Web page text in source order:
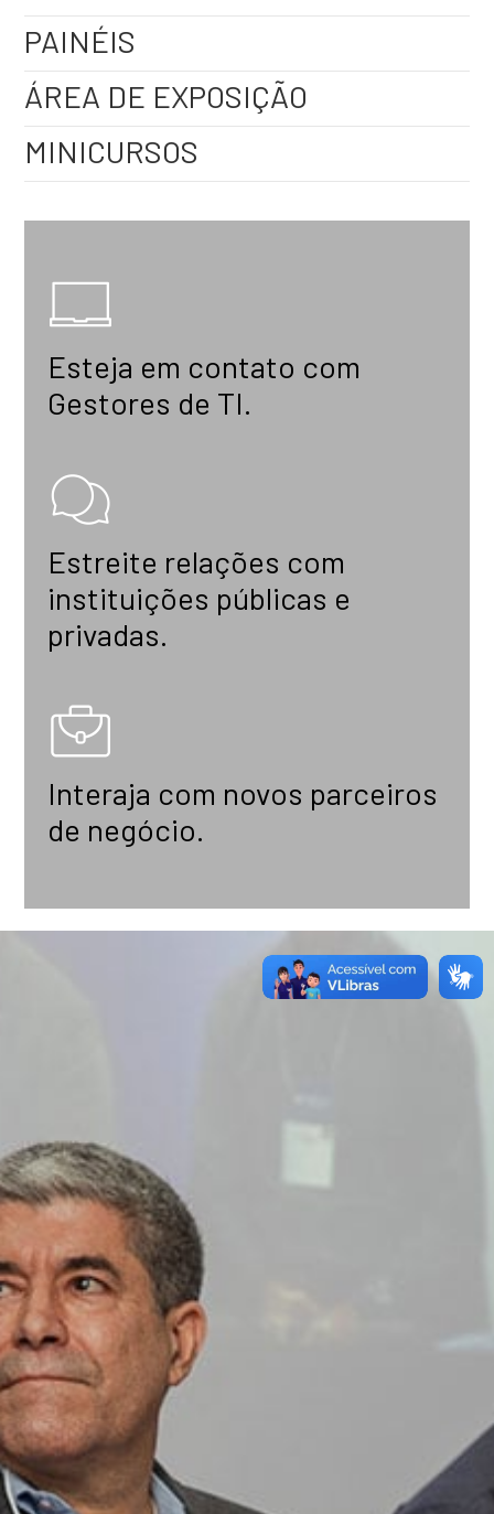
PAINÉIS
ÁREA DE EXPOSIÇÃO
MINICURSOS
Esteja em contato com
Gestores de TI.
Estreite relações com
instituições públicas e
privadas.
Interaja com novos parceiros
de negócio.